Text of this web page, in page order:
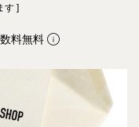
す ]
料無料